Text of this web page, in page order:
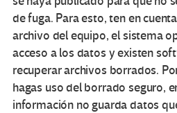
de fuga. Para esto, ten en
archivo del equipo, el sistema
acceso a los datos y existen
recuperar archivos borrados.
hagas uso del borrado seguro,
información no guarda datos